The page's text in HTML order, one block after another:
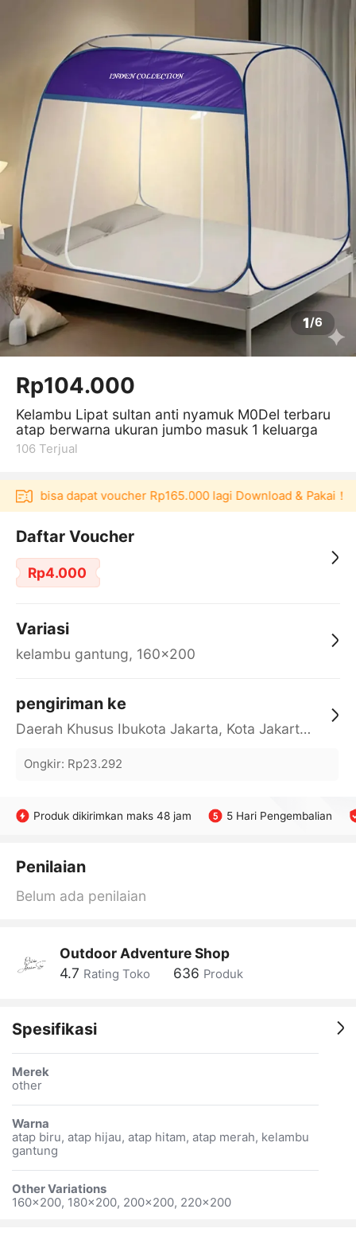
1/6
Rp104.000
Kelambu Lipat sultan anti nyamuk M0Del terbaru
atap berwarna ukuran jumbo masuk 1 keluarga
106 Terjual
bisa dapat voucher Rp165.000 lagi Download & Pakai！
Daftar Voucher
Rp4.000
Variasi
kelambu gantung, 160x200
pengiriman ke
Daerah Khusus Ibukota Jakarta, Kota Jakarta Barat, Cengkareng, yy
Ongkir: Rp23.292
Produk dikirimkan maks 48 jam 5 Hari Pengembalian
Penilaian
Belum ada penilaian
Outdoor Adventure Shop
4.7 Rating Toko 636 Produk
Spesifikasi
Merek
other
Warna
atap biru, atap hijau, atap hitam, atap merah, kelambu
gantung
Other Variations
160x200, 180x200, 200x200, 220x200